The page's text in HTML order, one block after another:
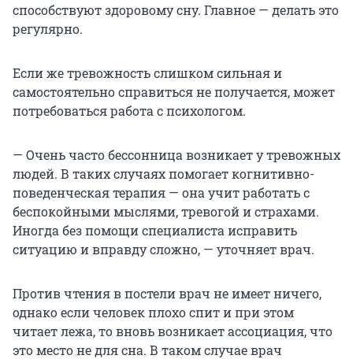
способствуют здоровому сну. Главное — делать это
регулярно.
Если же тревожность слишком сильная и
самостоятельно справиться не получается, может
потребоваться работа с психологом.
— Очень часто бессонница возникает у тревожных
людей. В таких случаях помогает когнитивно-
поведенческая терапия — она учит работать с
беспокойными мыслями, тревогой и страхами.
Иногда без помощи специалиста исправить
ситуацию и вправду сложно, — уточняет врач.
Против чтения в постели врач не имеет ничего,
однако если человек плохо спит и при этом
читает лежа, то вновь возникает ассоциация, что
это место не для сна. В таком случае врач